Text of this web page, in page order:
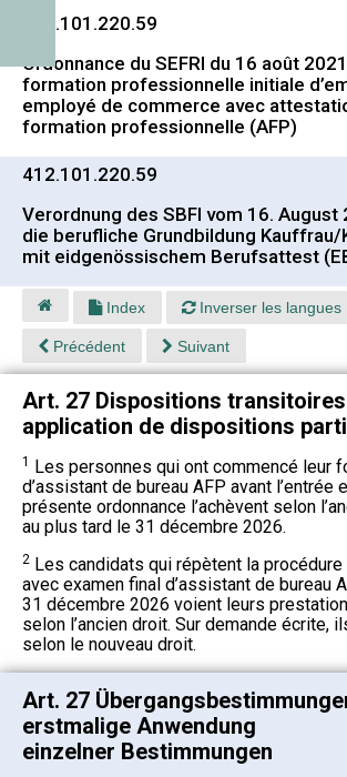
412.101.220.59
Ordonnance du SEFRI du 16 août
formation professionnelle initiale
employé de commerce avec
formation professionnelle (AFP)
412.101.220.59
Verordnung des SBFI vom 16. August
die berufliche Grundbildung Kauffrau/
mit eidgenössischem Berufsattest
Index Inverser les langues
Précédent Suivant
Art. 27 Dispositions
application de dispositions
1 Les personnes qui ont commencé leur
d’assistant de bureau AFP avant l’entrée
présente ordonnance l’achèvent selon
au plus tard le 31 décembre 2026.
2 Les candidats qui répètent la
avec examen final d’assistant de bureau
31 décembre 2026 voient leurs
selon l’ancien droit. Sur demande écrite,
selon le nouveau droit.
Art. 27
erstmalige Anwendung
einzelner Bestimmungen